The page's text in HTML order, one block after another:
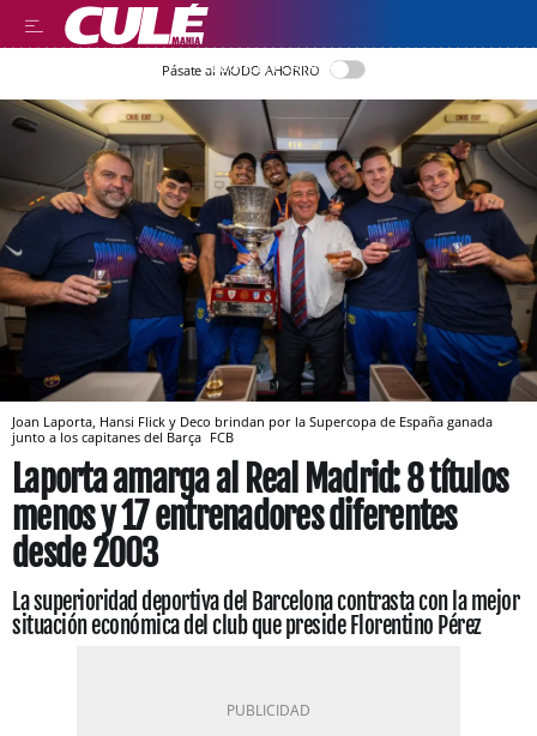
LLEGIR EN CATALÀ
Pásate al MODO AHORRO
Joan Laporta, Hansi Flick y Deco brindan por la Supercopa de España ganada
junto a los capitanes del Barça FCB
Laporta amarga al Real Madrid: 8 títulos
menos y 17 entrenadores diferentes
desde 2003
La superioridad deportiva del Barcelona contrasta con la mejor
situación económica del club que preside Florentino Pérez